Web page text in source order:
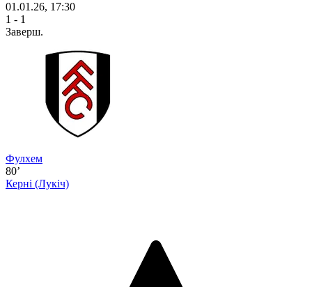
01.01.26, 17:30
1 - 1
Заверш.
Фулхем
80’
Керні (Лукіч)